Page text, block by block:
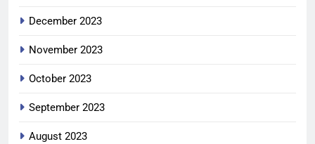
December 2023
November 2023
October 2023
September 2023
August 2023